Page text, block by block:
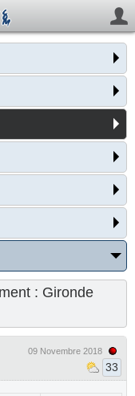
: Gironde
09 Novembre 2018
33